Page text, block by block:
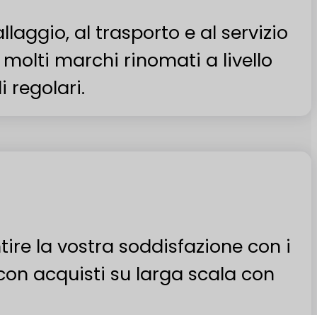
al trasporto e al servizio
marchi rinomati a livello
regolari.
la vostra soddisfazione con i
acquisti su larga scala con